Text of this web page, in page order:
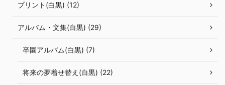
プリント(白黒) (12)
アルバム・文集(白黒) (29)
卒園アルバム(白黒) (7)
将来の夢着せ替え(白黒) (22)